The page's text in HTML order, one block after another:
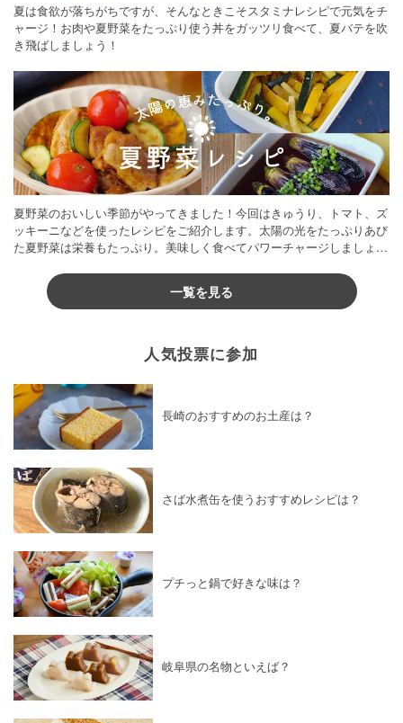
夏は食欲が落ちがちですが、そんなときこそスタミナレシピで元気をチ
ャージ！お肉や夏野菜をたっぷり使う丼をガッツリ食べて、夏バテを吹
き飛ばしましょう！
夏野菜のおいしい季節がやってきました！今回はきゅうり、トマト、ズ
ッキーニなどを使ったレシピをご紹介します。太陽の光をたっぷりあび
た夏野菜は栄養もたっぷり。美味しく食べてパワーチャージしましょう
一覧を見る
人気投票に参加
長崎のおすすめのお土産は？
さば水煮缶を使うおすすめレシピは？
プチっと鍋で好きな味は？
岐阜県の名物といえば？